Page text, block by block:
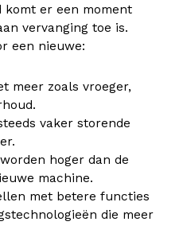
komt er een moment
vervanging toe is.
een nieuwe:
meer zoals vroeger,
vaker storende
hoger dan de
machine.
met betere functies
die meer